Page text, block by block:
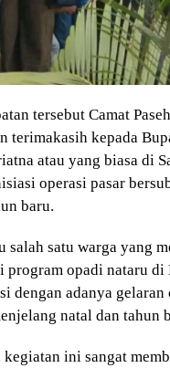
tersebut Camat
terimakasih kepada
atau yang biasa di
operasi pasar
baru.
salah satu warga yang
program opadi nataru di
dengan adanya gelaran
natal dan tahun
ini sangat